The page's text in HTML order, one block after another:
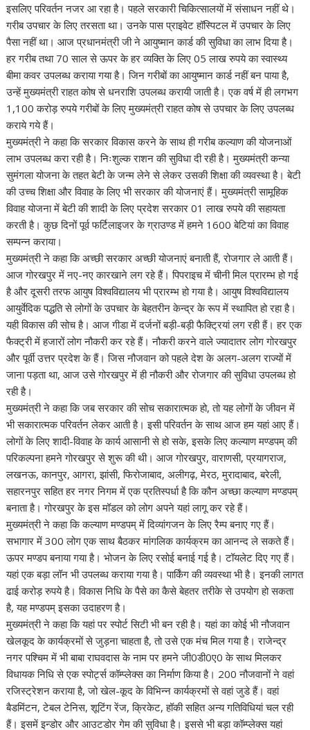
इसलिए परिवर्तन नजर आ रहा है। पहले सरकारी चिकित्सालयों में संसाधन नहीं थे।
गरीब उपचार के लिए तरसता था। उनके पास प्राइवेट हॉस्पिटल में उपचार के लिए
पैसा नहीं था। आज प्रधानमंत्री जी ने आयुष्मान कार्ड की सुविधा का लाभ दिया है।
हर गरीब तथा 70 साल से ऊपर के हर व्यक्ति के लिए 05 लाख रुपये का स्वास्थ्य
बीमा कवर उपलब्ध कराया गया है। जिन गरीबों का आयुष्मान कार्ड नहीं बन पाया है,
उन्हें मुख्यमंत्री राहत कोष से धनराशि उपलब्ध करायी जाती है। एक वर्ष में ही लगभग
1,100 करोड़ रुपये गरीबों के लिए मुख्यमंत्री राहत कोष से उपचार के लिए उपलब्ध
कराये गये हैं।
मुख्यमंत्री ने कहा कि सरकार विकास करने के साथ ही गरीब कल्याण की योजनाओं
लाभ उपलब्ध करा रही है। निःशुल्क राशन की सुविधा दी रही है। मुख्यमंत्री कन्या
सुमंगला योजना के तहत बेटी के जन्म लेने से लेकर उसकी शिक्षा की व्यवस्था है। बेटी
की उच्च शिक्षा और विवाह के लिए भी सरकार की योजनाएं हैं। मुख्यमंत्री सामूहिक
विवाह योजना में बेटी की शादी के लिए प्रदेश सरकार 01 लाख रुपये की सहायता
करती है। कुछ दिनों पूर्व फर्टिलाइजर के ग्राउण्ड में हमने 1600 बेटियां का विवाह
सम्पन्न कराया।
मुख्यमंत्री ने कहा कि अच्छी सरकार अच्छी योजनाएं बनाती हैं, रोजगार ले आती हैं।
आज गोरखपुर में नए-नए कारखाने लग रहे हैं। पिपराइच में चीनी मिल प्रारम्भ हो गई
है और दूसरी तरफ आयुष विश्वविद्यालय भी प्रारम्भ हो गया है। आयुष विश्वविद्यालय
आयुर्वेदिक पद्धति से लोगों के उपचार के बेहतरीन केन्द्र के रूप में स्थापित हो रहा है।
यही विकास की सोच है। आज गीडा में दर्जनों बड़ी-बड़ी फैक्ट्रियां लग रही हैं। हर एक
फैक्ट्री में हजारों लोग नौकरी कर रहे हैं। नौकरी करने वाले ज्यादातर लोग गोरखपुर
और पूर्वी उत्तर प्रदेश के हैं। जिस नौजवान को पहले देश के अलग-अलग राज्यों में
जाना पड़ता था, आज उसे गोरखपुर में ही नौकरी और रोजगार की सुविधा उपलब्ध हो
रही है।
मुख्यमंत्री ने कहा कि जब सरकार की सोच सकारात्मक हो, तो यह लोगों के जीवन में
भी सकारात्मक परिवर्तन लेकर आती है। इसी परिवर्तन के साथ आज हम यहां आए हैं।
लोगों के लिए शादी-विवाह के कार्य आसानी से हो सके, इसके लिए कल्याण मण्डपम् की
परिकल्पना हमने गोरखपुर से शुरू की थी। आज गोरखपुर, वाराणसी, प्रयागराज,
लखनऊ, कानपुर, आगरा, झांसी, फिरोजाबाद, अलीगढ़, मेरठ, मुरादाबाद, बरेली,
सहारनपुर सहित हर नगर निगम में एक प्रतिस्पर्धा है कि कौन अच्छा कल्याण मण्डपम्
बनाता है। गोरखपुर के इस मॉडल को लोग अपने यहां लागू कर रहे हैं।
मुख्यमंत्री ने कहा कि कल्याण मण्डपम् में दिव्यांगजन के लिए रैम्प बनाए गए हैं।
सभागार में 300 लोग एक साथ बैठकर मांगलिक कार्यक्रम का आनन्द ले सकते हैं।
ऊपर मण्डप बनाया गया है। भोजन के लिए रसोई बनाई गई है। टॉयलेट दिए गए हैं।
यहां एक बड़ा लॉन भी उपलब्ध कराया गया है। पार्किंग की व्यवस्था भी है। इनकी लागत
ढाई करोड़ रुपये है। विकास निधि के पैसे का कैसे बेहतर तरीके से उपयोग हो सकता
है, यह मण्डपम् इसका उदाहरण है।
मुख्यमंत्री ने कहा कि यहां पर स्पोर्ट सिटी भी बन रही है। यहां का कोई भी नौजवान
खेलकूद के कार्यक्रमों से जुड़ना चाहता है, तो उसे एक मंच मिल गया है। राजेन्द्र
नगर पश्चिम में भी बाबा राघवदास के नाम पर हमने जी0डी0ए0 के साथ मिलकर
विधायक निधि से एक स्पोर्ट्स कॉम्प्लेक्स का निर्माण किया है। 200 नौजवानों ने वहां
रजिस्ट्रेशन कराया है, जो खेल-कूद के विभिन्न कार्यक्रमों से वहां जुडे हैं। वहां
बैडमिंटन, टेबल टेनिस, शूटिंग रेंज, क्रिकेट, हॉकी सहित अन्य गतिविधियां चल रही
हैं। इसमें इन्डोर और आउटडोर गेम की सुविधा है। इससे भी बड़ा कॉम्प्लेक्स यहां